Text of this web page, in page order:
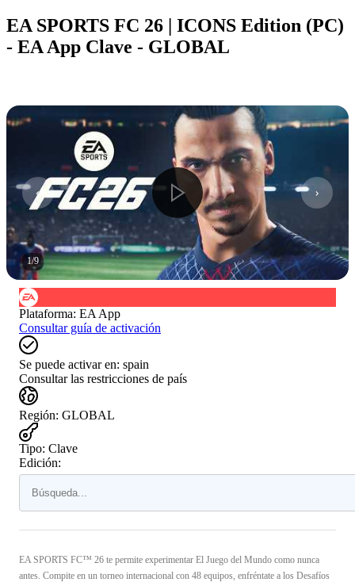
EA SPORTS FC 26 | ICONS Edition (PC)
- EA App Clave - GLOBAL
1/9
Plataforma: EA App
Consultar guía de activación
Se puede activar en: spain
Consultar las restricciones de país
Región: GLOBAL
Tipo: Clave
Edición:
EA SPORTS FC™ 26 te permite experimentar El Juego del Mundo como nunca
antes. Compite en un torneo internacional con 48 equipos, enfréntate a los Desafíos